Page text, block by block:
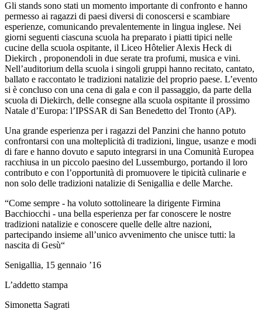
Gli stands sono stati un momento importante di confronto e hanno
permesso ai ragazzi di paesi diversi di conoscersi e scambiare
esperienze, comunicando prevalentemente in lingua inglese. Nei
giorni seguenti ciascuna scuola ha preparato i piatti tipici nelle
cucine della scuola ospitante, il Liceo Hôtelier Alexis Heck di
Diekirch , proponendoli in due serate tra profumi, musica e vini.
Nell’auditorium della scuola i singoli gruppi hanno recitato, cantato,
ballato e raccontato le tradizioni natalizie del proprio paese. L’evento
si è concluso con una cena di gala e con il passaggio, da parte della
scuola di Diekirch, delle consegne alla scuola ospitante il prossimo
Natale d’Europa: l’IPSSAR di San Benedetto del Tronto (AP).
Una grande esperienza per i ragazzi del Panzini che hanno potuto
confrontarsi con una molteplicità di tradizioni, lingue, usanze e modi
di fare e hanno dovuto e saputo integrarsi in una Comunità Europea
racchiusa in un piccolo paesino del Lussemburgo, portando il loro
contributo e con l’opportunità di promuovere le tipicità culinarie e
non solo delle tradizioni natalizie di Senigallia e delle Marche.
“Come sempre - ha voluto sottolineare la dirigente Firmina
Bacchiocchi - una bella esperienza per far conoscere le nostre
tradizioni natalizie e conoscere quelle delle altre nazioni,
partecipando insieme all’unico avvenimento che unisce tutti: la
nascita di Gesù“
Senigallia, 15 gennaio ’16
L’addetto stampa
Simonetta Sagrati